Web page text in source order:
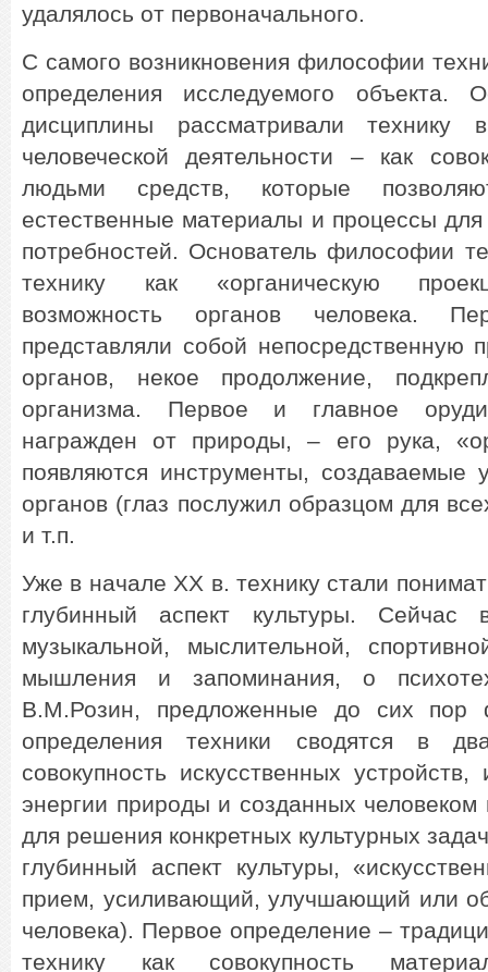
удалялось от первоначального.
С самого возникновения философии
определения исследуемого объекта.
дисциплины рассматривали технику
человеческой деятельности – как
людьми средств, которые
естественные материалы и процессы для
потребностей. Основатель философии
технику как «органическую
возможность органов человека.
представляли собой непосредственную
органов, некое продолжение,
организма. Первое и главное
награжден от природы, – его рука,
появляются инструменты, создаваемые
органов (глаз послужил образцом для
и т.п.
Уже в начале ХХ в. технику стали
глубинный аспект культуры.
музыкальной, мыслительной,
мышления и запоминания, о
В.М.Розин, предложенные до сих пор
определения техники сводятся в
совокупность искусственных
энергии природы и созданных
для решения конкретных культурных
глубинный аспект культуры,
прием, усиливающий, улучшающий или
человека). Первое определение –
технику как совокупность